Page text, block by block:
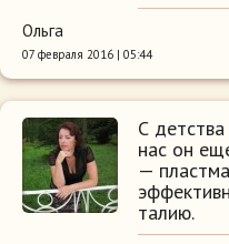
Ольга
07 февраля 2016 | 05:44
С
нас он
—
талию.